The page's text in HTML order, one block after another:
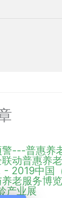
---普惠养
动普惠养
- 2019中国
老服务博
产业展